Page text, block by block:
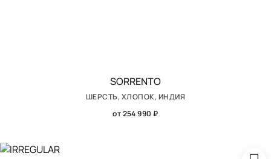
SORRENTO
ШЕРСТЬ, ХЛОПОК, ИНДИЯ
от 254 990 ₽